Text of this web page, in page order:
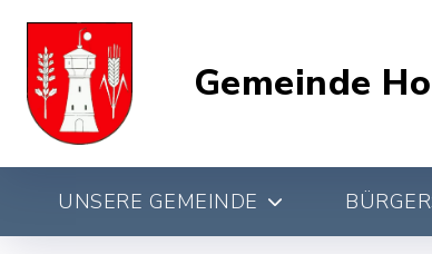
Gemeinde
UNSERE GEMEINDE